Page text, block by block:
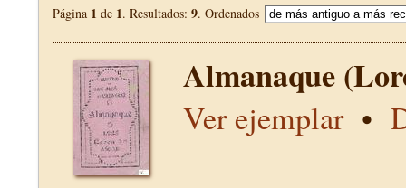
Página 1 de 1. Resultados: 9. Ordenados
Almanaque
Ver ejemplar•